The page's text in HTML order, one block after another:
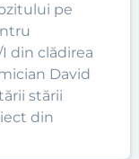
pe
I din clădirea
David
stării
din